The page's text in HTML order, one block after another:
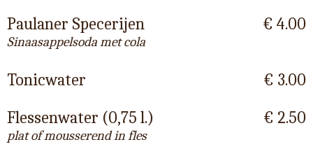
Paulaner Specerijen
Sinaasappelsoda met cola
€ 4.00
Tonicwater
€ 3.00
Flessenwater (0,75 l.)
plat of mousserend in fles
€ 2.50